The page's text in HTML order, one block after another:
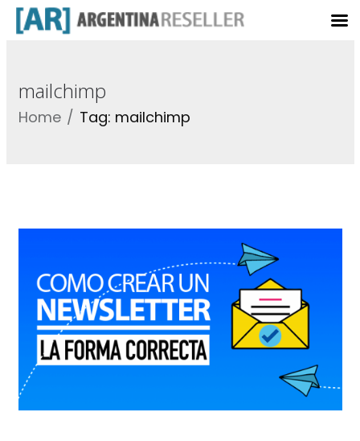
mailchimp
Home Tag: mailchimp